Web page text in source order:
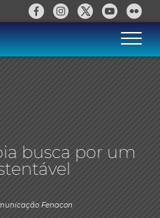
busca por um
Fenacon